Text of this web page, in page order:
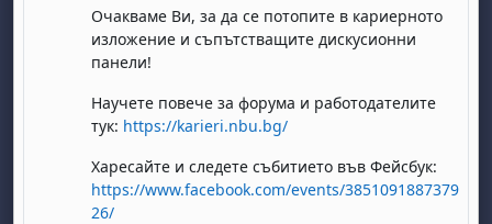
Очакваме Ви, за да се потопите в кариерното
изложение и съпътстващите дискусионни
панели!
Научете повече за форума и работодателите
тук: https://karieri.nbu.bg/
Харесайте и следете събитието във Фейсбук:
https://www.facebook.com/events/3851091887379
26/